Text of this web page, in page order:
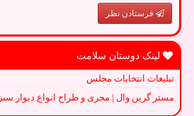
فرستادن نظر
لینک دوستان سلامت
تبلیغات انتخابات مجلس
مستر گرین وال | مجری و طراح انواع دیوار سبز